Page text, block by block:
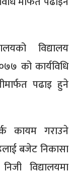
विद्यालय
को कार्यविधि
पढाइ हुने
कायम गराउने
बजेट निकासा
विद्यालयमा